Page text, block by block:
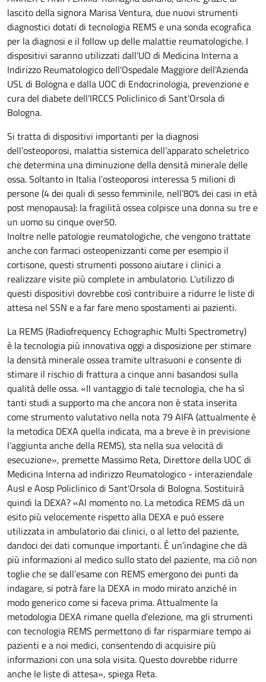
lascito della signora Marisa Ventura, due nuovi strumenti
diagnostici dotati di tecnologia REMS e una sonda ecografica
per la diagnosi e il follow up delle malattie reumatologiche. I
dispositivi saranno utilizzati dall'UO di Medicina Interna a
Indirizzo Reumatologico dell'Ospedale Maggiore dell'Azienda
USL di Bologna e dalla UOC di Endocrinologia, prevenzione e
cura del diabete dell'IRCCS Policlinico di Sant'Orsola di
Bologna.
Si tratta di dispositivi importanti per la diagnosi
dell’osteoporosi, malattia sistemica dell’apparato scheletrico
che determina una diminuzione della densità minerale delle
ossa. Soltanto in Italia l’osteoporosi interessa 5 milioni di
persone (4 dei quali di sesso femminile, nell’80% dei casi in età
post menopausa): la fragilità ossea colpisce una donna su tre e
un uomo su cinque over50.
Inoltre nelle patologie reumatologiche, che vengono trattate
anche con farmaci osteopenizzanti come per esempio il
cortisone, questi strumenti possono aiutare i clinici a
realizzare visite più complete in ambulatorio. L’utilizzo di
questi dispositivi dovrebbe così contribuire a ridurre le liste di
attesa nel SSN e a far fare meno spostamenti ai pazienti.
La REMS (Radiofrequency Echographic Multi Spectrometry)
è la tecnologia più innovativa oggi a disposizione per stimare
la densità minerale ossea tramite ultrasuoni e consente di
stimare il rischio di frattura a cinque anni basandosi sulla
qualità delle ossa. «Il vantaggio di tale tecnologia, che ha sì
tanti studi a supporto ma che ancora non è stata inserita
come strumento valutativo nella nota 79 AIFA (attualmente è
la metodica DEXA quella indicata, ma a breve è in previsione
l’aggiunta anche della REMS), sta nella sua velocità di
esecuzione», premette Massimo Reta, Direttore della UOC di
Medicina Interna ad indirizzo Reumatologico - interaziendale
Ausl e Aosp Policlinico di Sant'Orsola di Bologna. Sostituirà
quindi la DEXA? «Al momento no. La metodica REMS dà un
esito più velocemente rispetto alla DEXA e può essere
utilizzata in ambulatorio dai clinici, o al letto del paziente,
dandoci dei dati comunque importanti. È un’indagine che dà
più informazioni al medico sullo stato del paziente, ma ciò non
toglie che se dall’esame con REMS emergono dei punti da
indagare, si potrà fare la DEXA in modo mirato anziché in
modo generico come si faceva prima. Attualmente la
metodologia DEXA rimane quella d’elezione, ma gli strumenti
con tecnologia REMS permettono di far risparmiare tempo ai
pazienti e a noi medici, consentendo di acquisire più
informazioni con una sola visita. Questo dovrebbe ridurre
anche le liste di attesa», spiega Reta.